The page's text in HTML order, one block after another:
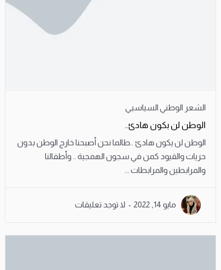
الشعر الوطني السياسيي
الوطن لن بكون هادئ..
الوطن لن يكون هادئ ..طالما نحن أصبحنا خارج الوطن بدون
حريات والقيود كمن في سجون الهمجية .. وأطفالنا
والمرابطين والمرابطات ...
مايو 14, 2022 لا توجد تعليقات